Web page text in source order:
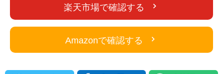
楽天市場で確認する
Amazonで確認する